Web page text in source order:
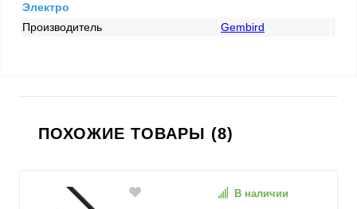
Электро
Производитель
Gembird
ПОХОЖИЕ ТОВАРЫ (8)
В наличии